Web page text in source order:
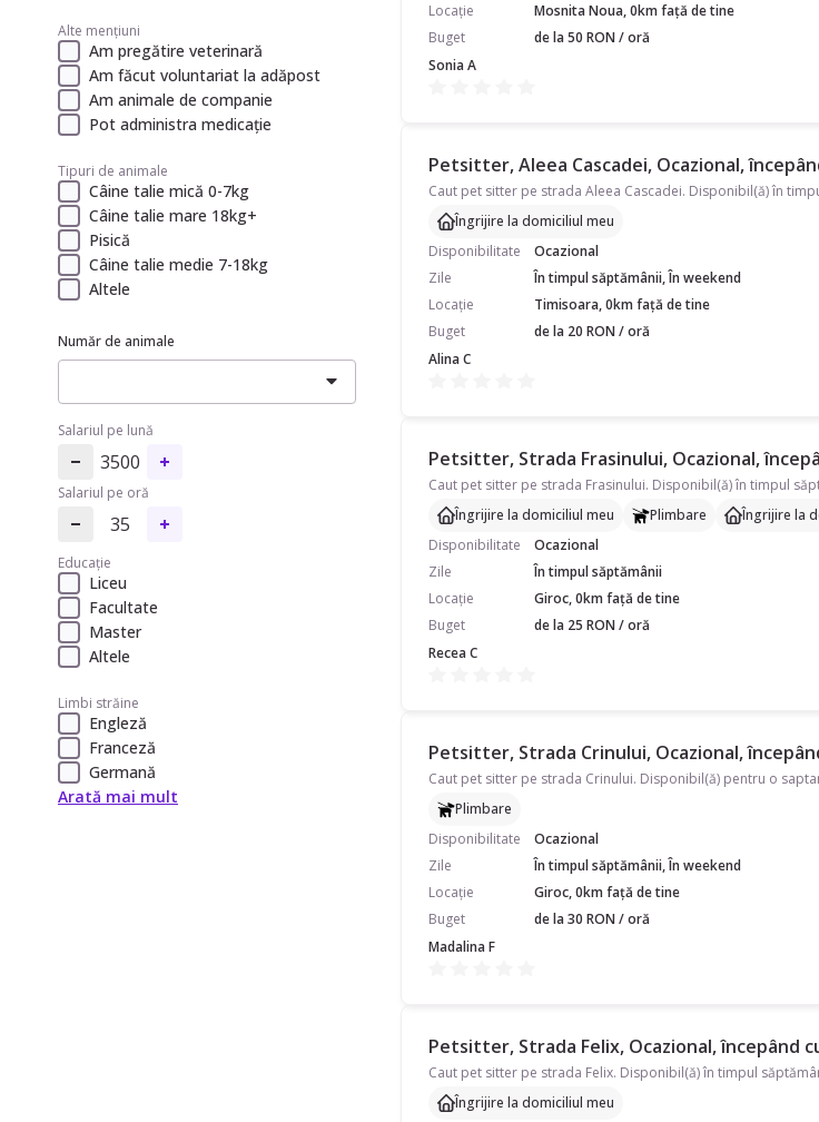
Alte mențiuni
Am pregătire veterinară
Am făcut voluntariat la adăpost
Am animale de companie
Pot administra medicație
Tipuri de animale
Câine talie mică 0-7kg
Câine talie mare 18kg+
Pisică
Câine talie medie 7-18kg
Altele
Număr de animale
Salariul pe lună
3500
Salariul pe oră
35
Educație
Liceu
Facultate
Master
Altele
Limbi străine
Engleză
Franceză
Germană
Arată mai mult
Locație
Mosnita Noua, 0km față de tine
Buget
de la 50 RON / oră
Sonia A
Petsitter, Aleea Cascadei, Ocazional,
Îngrijire la domiciliul meu
Disponibilitate
Ocazional
Zile
În timpul săptămânii, În weekend
Locație
Timisoara, 0km față de tine
Buget
de la 20 RON / oră
Alina C
Petsitter, Strada Frasinului, Ocazional,
Îngrijire la domiciliul meu
Plimbare
Îngrijire la
Disponibilitate
Ocazional
Zile
În timpul săptămânii
Locație
Giroc, 0km față de tine
Buget
de la 25 RON / oră
Recea C
Petsitter, Strada Crinului, Ocazional,
Caut pet sitter pe strada Crinului. Disponibil(ă) pentru o
Plimbare
Disponibilitate
Ocazional
Zile
În timpul săptămânii, În weekend
Locație
Giroc, 0km față de tine
Buget
de la 30 RON / oră
Madalina F
Petsitter, Strada Felix, Ocazional, începând
Îngrijire la domiciliul meu